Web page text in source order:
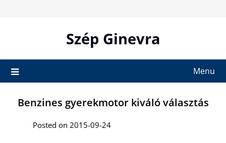
Szép Ginevra
Menu
Benzines gyerekmotor kiváló választás
Posted on 2015-09-24